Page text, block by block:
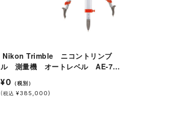
ル 測量機 オートレベル AE-7
三脚付
¥0 （税別）
(税込 ¥385,000)